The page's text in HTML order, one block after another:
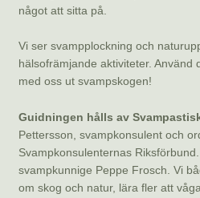
något att sitta på.
Vi ser svampplockning och
hälsofrämjande aktiviteter. Använd
med oss ut svampskogen!
Guidningen hålls av
Pettersson, svampkonsulent och
Svampkonsulenternas
svampkunnige Peppe Frosch. Vi
om skog och natur, lära fler att